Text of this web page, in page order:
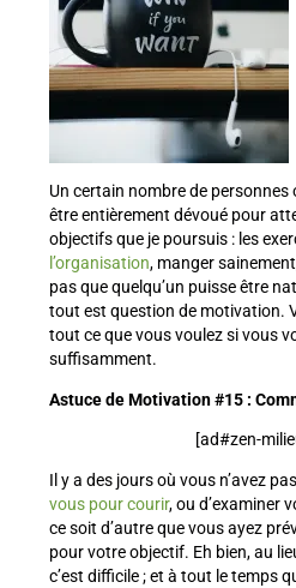
Un certain nombre de personnes
être entièrement dévoué pour
objectifs que je poursuis : les
l’organisation, manger
pas que quelqu’un puisse être
tout est question de motivation.
tout ce que vous voulez si vous
suffisamment.
Astuce de Motivation #15 :
[ad#zen-
Il y a des jours où vous n’avez
vous pour courir, ou d’examiner
ce soit d’autre que vous ayez
pour votre objectif. Eh bien, au
c’est difficile ; et à tout le temps